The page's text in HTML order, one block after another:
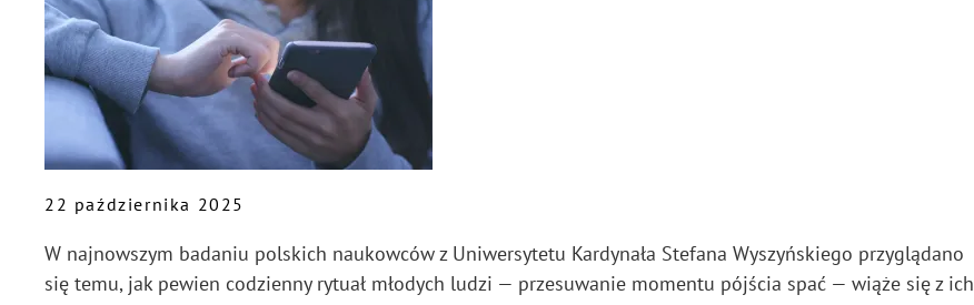
22 października 2025
W najnowszym badaniu polskich naukowców z Uniwersytetu Kardynała Stefana Wyszyńskiego przyglądano
się temu, jak pewien codzienny rytuał młodych ludzi — przesuwanie momentu pójścia spać — wiąże się z ich